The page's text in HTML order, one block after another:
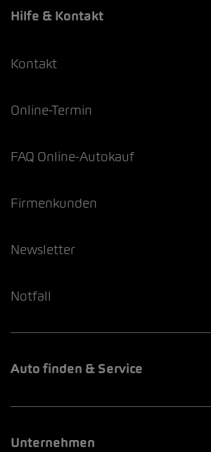
Hilfe & Kontakt
Kontakt
Online-Termin
FAQ Online-Autokauf
Firmenkunden
Newsletter
Notfall
Auto finden & Service
Unternehmen